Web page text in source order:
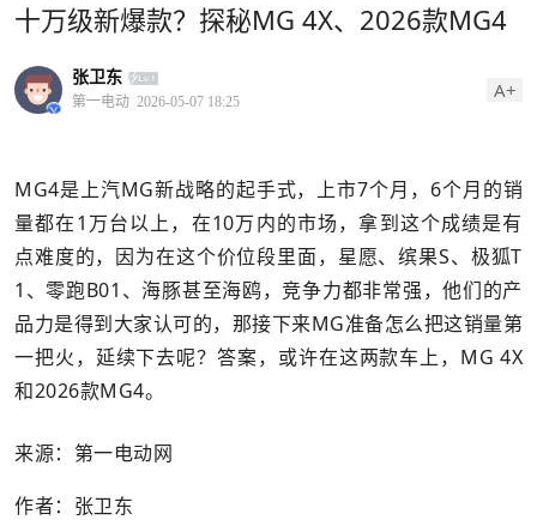
十万级新爆款？探秘MG 4X、2026款MG4
张卫东
第一电动 2026-05-07 18:25 A+
MG4是上汽MG新战略的起手式，上市7个月，6个月的销
量都在1万台以上，在10万内的市场，拿到这个成绩是有
点难度的，因为在这个价位段里面，星愿、缤果S、极狐T
1、零跑B01、海豚甚至海鸥，竞争力都非常强，他们的产
品力是得到大家认可的，那接下来MG准备怎么把这销量第
一把火，延续下去呢？答案，或许在这两款车上，MG 4X
和2026款MG4。
来源：第一电动网
作者：张卫东